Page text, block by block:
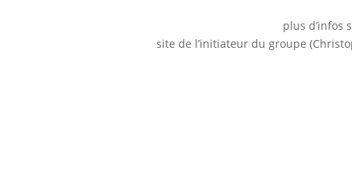
plus d’infos
site de l’initiateur du groupe